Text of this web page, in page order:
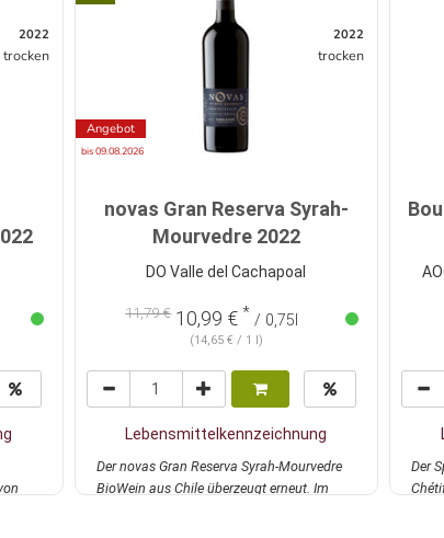
2022
trocken
Angebot
bis 09.08.2026
2022
trocken
novas Gran Reserva Syrah-
Mourvedre 2022
DO Valle del Cachapoal
11,79 €10,99 € * / 0,75l
(14,65 € / 1 l)
Lebensmittelkennzeichnung
Der novas Gran Reserva Syrah-Mourvedre
BioWein aus Chile überzeugt erneut. Im
Der